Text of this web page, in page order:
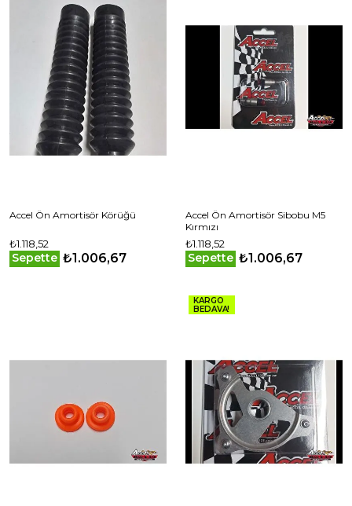
Accel Ön Amortisör Körüğü
₺1.118,52
Sepette ₺1.006,67
Accel Ön Amortisör Sibobu M5
Kırmızı
₺1.118,52
Sepette ₺1.006,67
KARGO
BEDAVA!